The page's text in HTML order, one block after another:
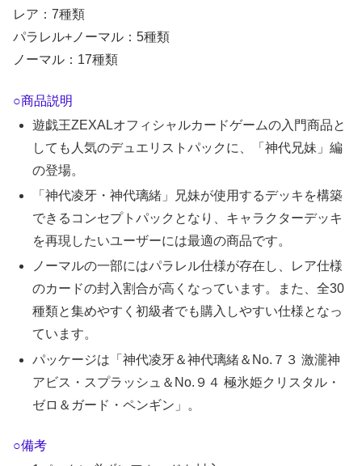
レア：7種類
パラレル+ノーマル：5種類
ノーマル：17種類
○商品説明
遊戯王ZEXALオフィシャルカードゲームの入門商品と
しても人気のデュエリストパックに、「神代兄妹」編
の登場。
「神代凌牙・神代璃緒」兄妹が使用するデッキを構築
できるコンセプトパックとなり、キャラクターデッキ
を再現したいユーザーには最適の商品です。
ノーマルの一部にはパラレル仕様が存在し、レア仕様
のカードの封入割合が高くなっています。また、全30
種類と集めやすく初級者でも購入しやすい仕様となっ
ています。
パッケージは「神代凌牙＆神代璃緒＆No.７３ 激瀧神
アビス・スプラッシュ＆No.９４ 極氷姫クリスタル・
ゼロ＆ガード・ペンギン」。
○備考